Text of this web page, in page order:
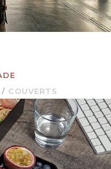
/ COUVERTS